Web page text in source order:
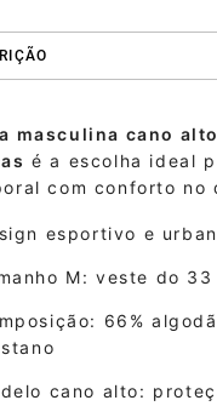
masculina cano
é a escolha ideal
com conforto no
esportivo e
M: veste do 33
66%
cano alto: